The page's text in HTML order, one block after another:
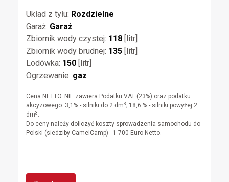
Układ z tyłu: Rozdzielne
Garaż: Garaż
Zbiornik wody czystej: 118[litr]
Zbiornik wody brudnej: 135[litr]
Lodówka: 150[litr]
Ogrzewanie: gaz
Cena NETTO. NIE zawiera Podatku VAT (23%) oraz podatku
akcyzowego: 3,1% - silniki do 2 dm3; 18,6 % - silniki powyżej 2
dm3 .
Do ceny należy doliczyć koszty sprowadzenia samochodu do
Polski (siedziby CamelCamp) - 1 700 Euro Netto.